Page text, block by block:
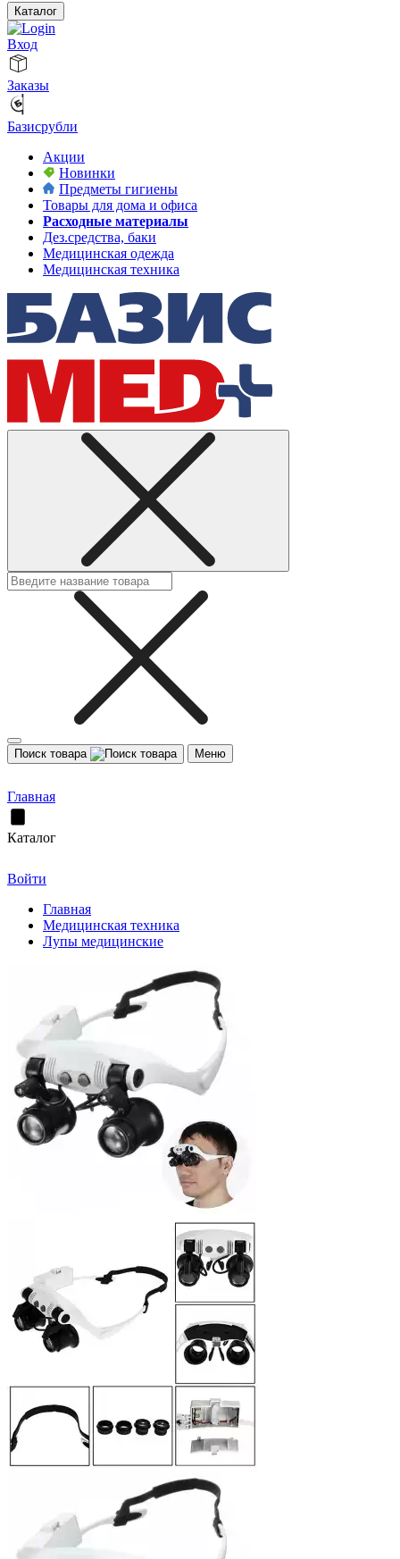
Каталог
Вход
Заказы
Базисрубли
Акции
Новинки
Предметы гигиены
Товары для дома и офиса
Расходные материалы
Дез.средства, баки
Медицинская одежда
Медицинская техника
Поиск товара Меню
Главная
Каталог
Войти
Главная
Медицинская техника
Лупы медицинские